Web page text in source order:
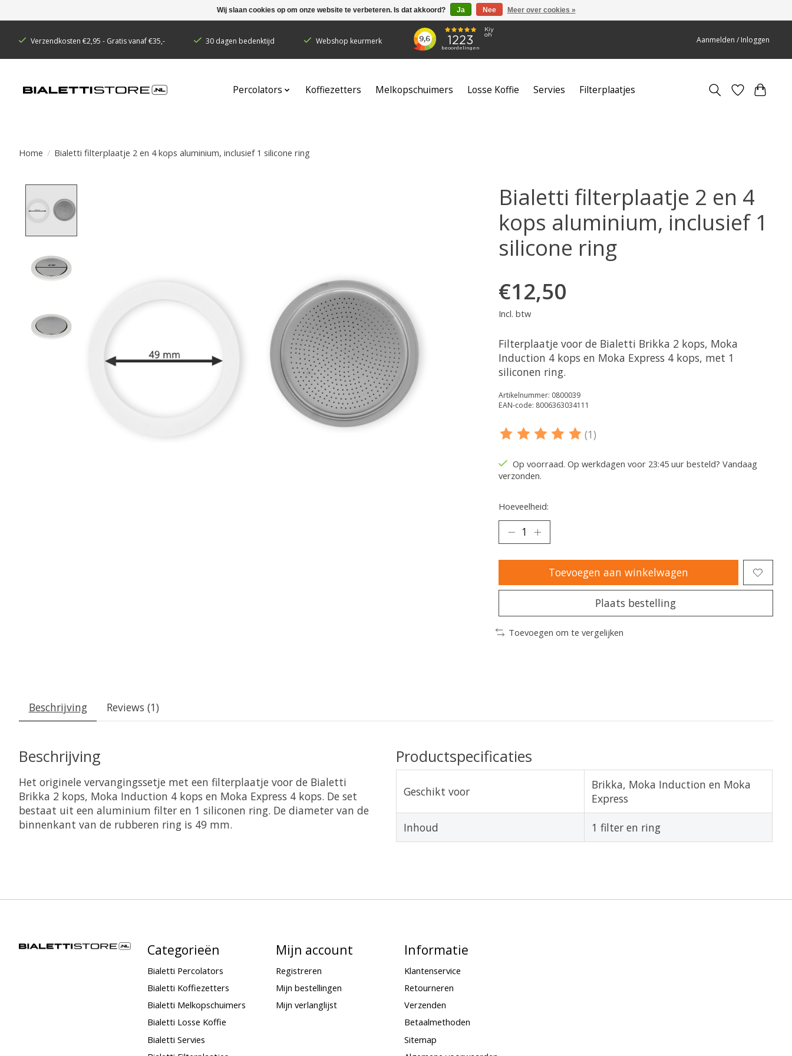
Verzendkosten €2,95 - Gratis vanaf €35,- 30 dagen bedenktijd Webshop keurmerk Aanmelden / Inloggen
Percolators Koffiezetters Melkopschuimers Losse Koffie Servies Filterplaatjes
Home / Bialetti filterplaatje 2 en 4 kops aluminium, inclusief 1 silicone ring
Bialetti filterplaatje 2 en 4
kops aluminium, inclusief 1
silicone ring
€12,50
Incl. btw
Filterplaatje voor de Bialetti Brikka 2 kops, Moka
Induction 4 kops en Moka Express 4 kops, met 1
siliconen ring.
Artikelnummer: 0800039
EAN-code: 8006363034111
De beoordeling van dit product is
(1)
Op voorraad. Op werkdagen voor 23:45 uur besteld? Vandaag
verzonden.
Hoeveelheid:
Toevoegen aan winkelwagen
Plaats bestelling
Toevoegen om te vergelijken
Beschrijving Reviews (1)
Beschrijving
Het originele vervangingssetje met een filterplaatje voor de Bialetti
Brikka 2 kops, Moka Induction 4 kops en Moka Express 4 kops. De set
bestaat uit een aluminium filter en 1 siliconen ring. De diameter van de
binnenkant van de rubberen ring is 49 mm.
Productspecificaties
Geschikt voor
Brikka, Moka Induction en Moka
Express
Inhoud 1 filter en ring
Categorieën
Bialetti Percolators
Bialetti Koffiezetters
Bialetti Melkopschuimers
Bialetti Losse Koffie
Bialetti Servies
Mijn account
Registreren
Mijn bestellingen
Mijn verlanglijst
Informatie
Klantenservice
Retourneren
Verzenden
Betaalmethoden
Sitemap
Wij slaan cookies op om onze website te verbeteren. Is dat akkoord? Ja Nee Meer over cookies »